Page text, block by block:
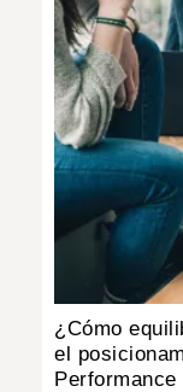
MULTIMEDIA
IMPRESO
¿Cómo
el